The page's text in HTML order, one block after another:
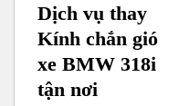
Dịch vụ thay
Kính chắn gió
xe BMW 318i
tận nơi